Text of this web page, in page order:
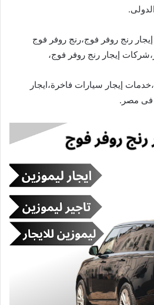
إيجار رنج روفر فوج،رنج روفر فوج
إيجار رنج روفر فوج،
إيجار سيارات فاخرة،ايجار
فى مصر.